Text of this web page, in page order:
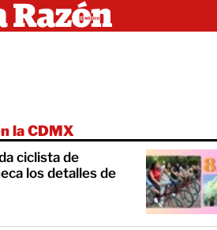
la CDMX
ciclista de
los detalles de